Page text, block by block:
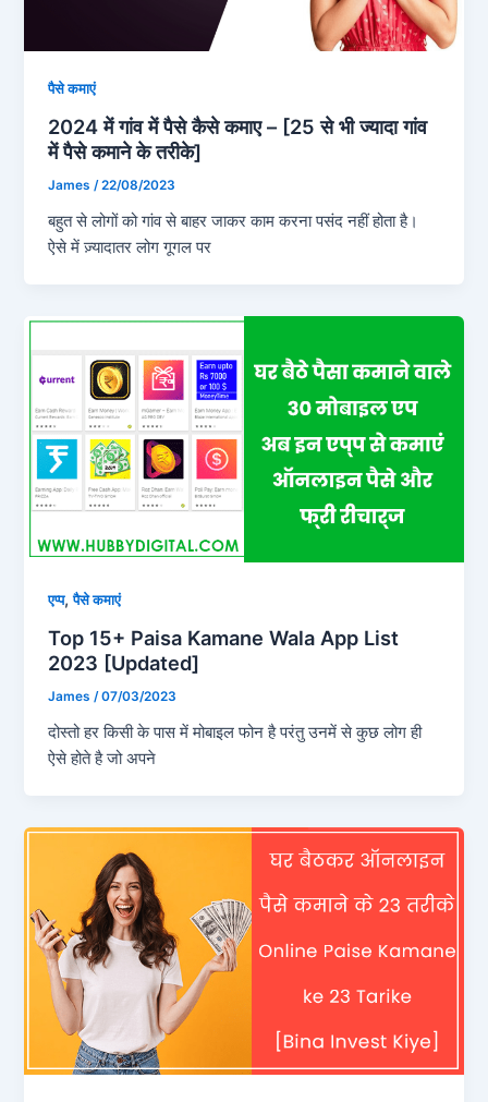
पैसे कमाएं
2024 में गांव में पैसे कैसे कमाए – [25 से भी ज्यादा गांव
में पैसे कमाने के तरीके]
James/22/08/2023
बहुत से लोगों को गांव से बाहर जाकर काम करना पसंद नहीं होता है।
ऐसे में ज़्यादातर लोग गूगल पर
एप्प,पैसे कमाएं
Top 15+ Paisa Kamane Wala App List
2023 [Updated]
James/07/03/2023
दोस्तो हर किसी के पास में मोबाइल फोन है परंतु उनमें से कुछ लोग ही
ऐसे होते है जो अपने